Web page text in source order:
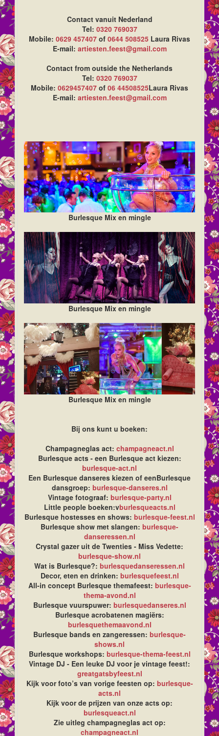
Contact vanuit Nederland
Tel: 0320 769037
Mobile: 0629 457407 of 0644 508525 Laura Rivas
E-mail: artiesten.feest@gmail.com
Contact from outside the Netherlands
Tel: 0320 769037
Mobile: 0629457407 of 06 44508525Laura Rivas
E-mail: artiesten.feest@gmail.com
Burlesque Mix en mingle
Burlesque Mix en mingle
Burlesque Mix en mingle
Bij ons kunt u boeken:
Champagneglas act: champagneact.nl
Burlesque acts - een Burlesque act kiezen:
burlesque-act.nl
Een Burlesque danseres kiezen of eenBurlesque
dansgroep: burlesque-danseres.nl
Vintage fotograaf: burlesque-party.nl
Little people boeken:vburlesqueacts.nl
Burlesque hostesses en shows: burlesque-feest.nl
Burlesque show met slangen: burlesque-
danseressen.nl
Crystal gazer uit de Twenties - Miss Vedette:
burlesque-show.nl
Wat is Burlesque?: burlesquedanseressen.nl
Decor, eten en drinken: burlesquefeest.nl
All-in concept Burlesque themafeest: burlesque-
thema-avond.nl
Burlesque vuurspuwer: burlesquedanseres.nl
Burlesque acrobatenen magiërs:
burlesquethemaavond.nl
Burlesque bands en zangeressen: burlesque-
shows.nl
Burlesque workshops: burlesque-thema-feest.nl
Vintage DJ - Een leuke DJ voor je vintage feest!:
greatgatsbyfeest.nl
Kijk voor foto’s van vorige feesten op: burlesque-
acts.nl
Kijk voor de prijzen van onze acts op:
burlesqueact.nl
Zie uitleg champagneglas act op:
champagneact.nl